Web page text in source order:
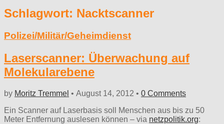
Schlagwort: Nacktscanner
Polizei/Militär/Geheimdienst
Laserscanner: Überwachung auf
Molekularebene
by Moritz Tremmel • August 14, 2012 • 0 Comments
Ein Scanner auf Laserbasis soll Menschen aus bis zu 50
Meter Entfernung auslesen können – via netzpolitik.org: